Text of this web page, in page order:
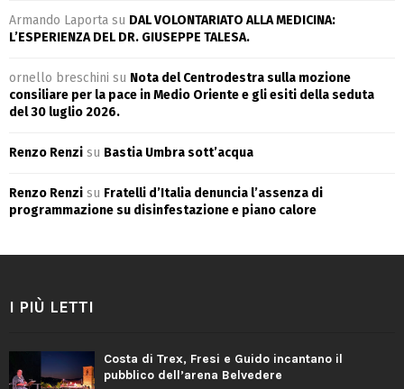
Armando Laporta su DAL VOLONTARIATO ALLA MEDICINA:
L’ESPERIENZA DEL DR. GIUSEPPE TALESA.
ornello breschini su Nota del Centrodestra sulla mozione
consiliare per la pace in Medio Oriente e gli esiti della seduta
del 30 luglio 2026.
Renzo Renzi su Bastia Umbra sott’acqua
Renzo Renzi su Fratelli d’Italia denuncia l’assenza di
programmazione su disinfestazione e piano calore
I PIÙ LETTI
Costa di Trex, Fresi e Guido incantano il
pubblico dell’arena Belvedere